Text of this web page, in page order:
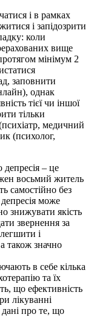
і в рамках
і запідозрити
коли
вище
мінімум 2
заповнити
однак
тієї чи іншої
тільки
медичний
(психолог,
– це
восьмий житель
самостійно без
може
знижувати якість
звернення за
і
також значно
в себе кілька
та їх
що ефективність
лікуванні
про те, що